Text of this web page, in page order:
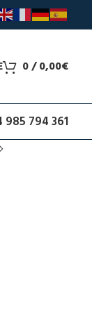
0/0,00€
985 794 361